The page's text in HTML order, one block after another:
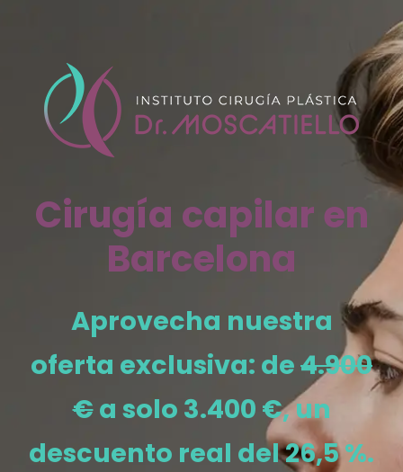
contenido
Cirugía capilar en
Barcelona
Aprovecha nuestra
oferta exclusiva: de4.900
€a solo 3.400 €, un
descuento real del 26,5 %.